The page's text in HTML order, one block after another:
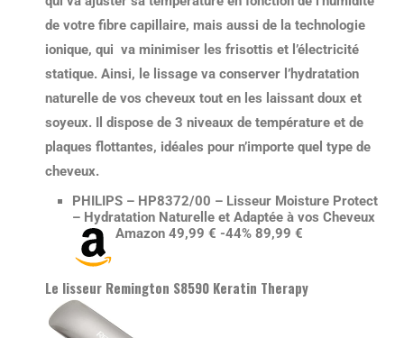
de votre fibre capillaire, mais aussi de la technologie
ionique, qui va minimiser les frisottis et l’électricité
statique. Ainsi, le lissage va conserver l’hydratation
naturelle de vos cheveux tout en les laissant doux et
soyeux. Il dispose de 3 niveaux de température et de
plaques flottantes, idéales pour n’importe quel type de
cheveux.
PHILIPS – HP8372/00 – Lisseur Moisture Protect
– Hydratation Naturelle et Adaptée à vos Cheveux
Amazon 49,99 € -44% 89,99 €
Le lisseur Remington S8590 Keratin Therapy